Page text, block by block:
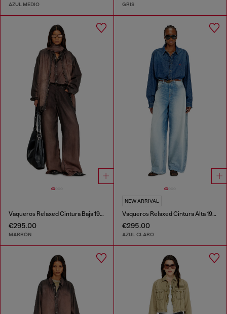
AZUL MEDIO GRIS
Vaqueros Relaxed Cintura Baja 1996 D-Sire
€295.00
MARRÓN
NEW ARRIVAL
Vaqueros Relaxed Cintura Alta 1987 D-Khelz
€295.00
AZUL CLARO